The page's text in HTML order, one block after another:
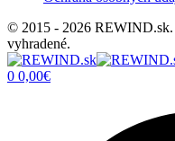
© 2015 - 2026 REWIND.sk.
vyhradené.
0 0,00€